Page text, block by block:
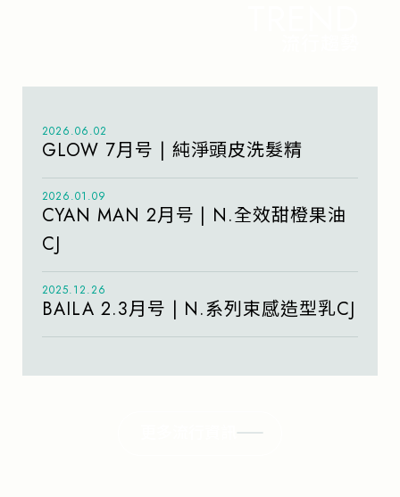
2026.06.02
GLOW 7月号 | 純淨頭皮洗髮精
2026.01.09
CYAN MAN 2月号 | N.全效甜橙果油
CJ
2025.12.26
BAILA 2.3月号 | N.系列束感造型乳CJ